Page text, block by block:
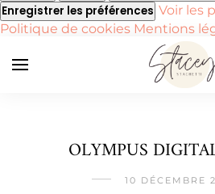
Enregistrer les préférences Voir les
Politique de cookies Mentions
OLYMPUS
10 DÉCEMBRE